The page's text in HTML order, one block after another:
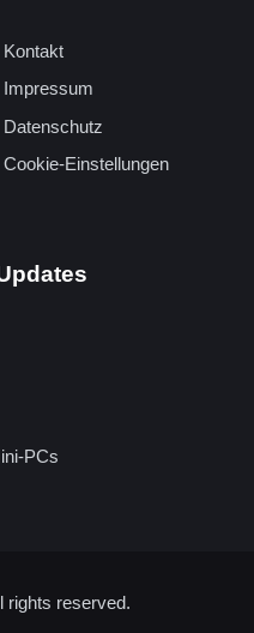
Kontakt
Impressum
Datenschutz
Cookie-Einstellungen
PCs
rights reserved.